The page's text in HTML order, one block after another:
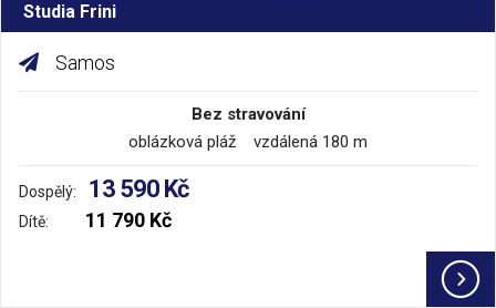
Studia Frini
Samos
Bez stravování
oblázková pláž vzdálená 180 m
Dospělý: 13 590 Kč
Dítě: 11 790 Kč